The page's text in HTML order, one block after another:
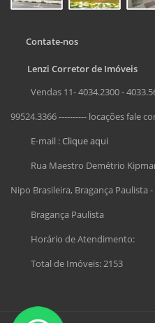
Contate-nos
Lenzi Corretor de Imóveis
Vendas 11- 4034.2300 -
99524.3366 ---------- locações fale
E-mail :Clique aqui
Rua Maestro Demétrio
Nipo Brasileira, Bragança Paulista -
Bragança Paulista
Horário de Atendimento:
Total de Imóveis: 2153